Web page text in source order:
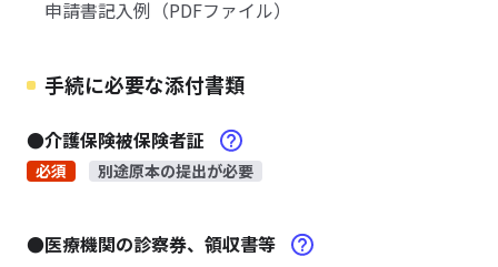
申請書記入例（PDFファイル）
手続に必要な添付書類
●介護保険被保険者証
必須 別途原本の提出が必要
●医療機関の診察券、領収書等